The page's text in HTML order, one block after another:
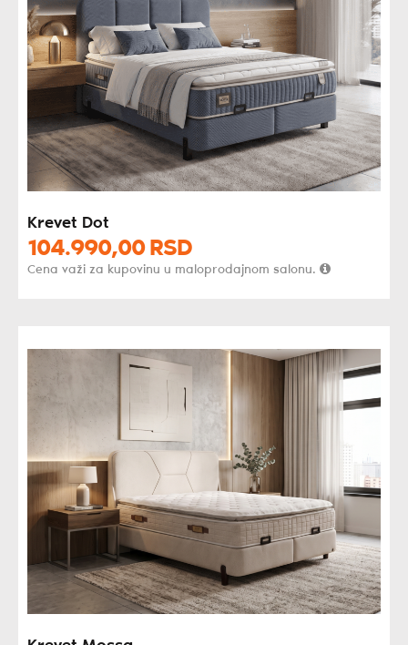
Krevet Dot
104.990,00 RSD
Cena važi za kupovinu u maloprodajnom salonu.